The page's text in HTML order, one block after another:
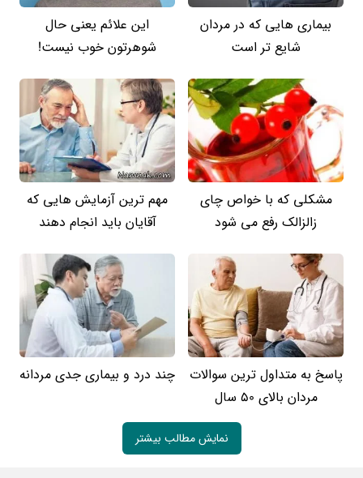
بیماری هایی که در مردان
شایع تر است
این علائم یعنی حال
شوهرتون خوب نیست!
مشکلی که با خواص چای
زالزالک رفع می شود
مهم ترین آزمایش هایی که
آقایان باید انجام دهند
پاسخ به متداول ترین سوالات
مردان بالای 50 سال
چند درد و بیماری جدی مردانه
نمایش مطالب بیشتر